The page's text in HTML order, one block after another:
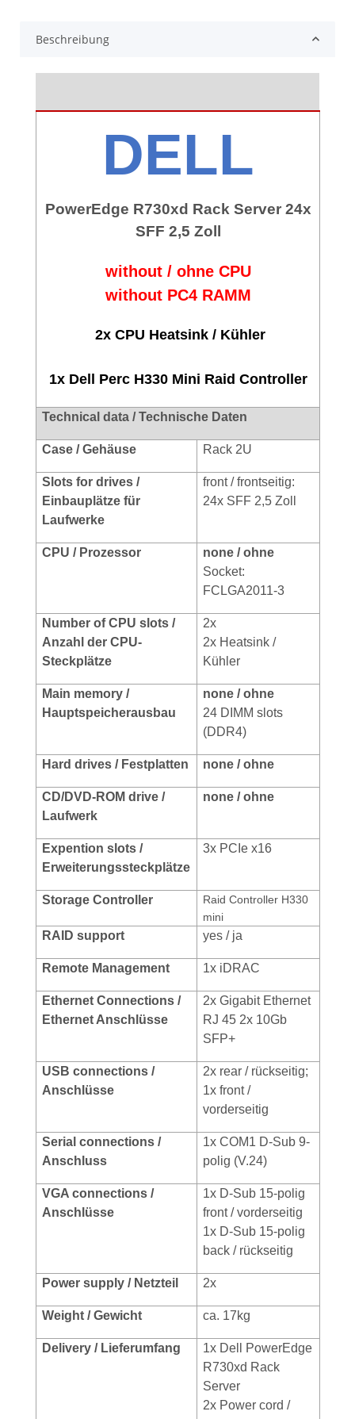
Beschreibung
DELL
PowerEdge R730xd Rack Server 24x
SFF 2,5 Zoll
without / ohne CPU
without PC4 RAMM
2x CPU Heatsink / Kühler
1x Dell Perc H330 Mini Raid Controller
Technical data / Technische Daten
Case / Gehäuse Rack 2U
Slots for drives /
Einbauplätze für
Laufwerke
front / frontseitig:
24x SFF 2,5 Zoll
CPU / Prozessor
none / ohne
Socket:
FCLGA2011-3
Number of CPU slots /
Anzahl der CPU-
Steckplätze
2x
2x Heatsink /
Kühler
Main memory /
Hauptspeicherausbau
none / ohne
24 DIMM slots
(DDR4)
Hard drives/ Festplatten none / ohne
CD/DVD-ROM drive /
Laufwerk
none / ohne
Expention slots /
Erweiterungssteckplätze
3x PCIe x16
Storage Controller
Raid Controller H330
mini
RAID support yes / ja
Remote Management 1x iDRAC
EthernetConnections /
Ethernet Anschlüsse
2x Gigabit Ethernet
RJ 45 2x 10Gb
SFP+
USB connections /
Anschlüsse
2x rear / rückseitig;
1x front /
vorderseitig
Serial connections /
Anschluss
1x COM1 D-Sub 9-
polig (V.24)
VGA connections /
Anschlüsse
1x D-Sub 15-polig
front / vorderseitig
1x D-Sub 15-polig
back / rückseitig
Power supply / Netzteil 2x
Weight / Gewicht ca. 17kg
Delivery / Lieferumfang
1x Dell PowerEdge
R730xd Rack
Server
2x Power cord /